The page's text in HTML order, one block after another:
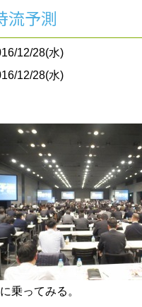
流予測
12/28(水)
12/28(水)
乗ってみる。